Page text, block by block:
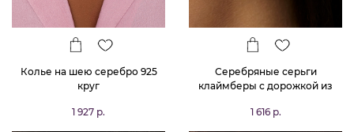
Колье на шею серебро 925
круг
1 927 р.
Серебряные серьги
клаймберы с дорожкой из
MIESTILO
1 616 р.